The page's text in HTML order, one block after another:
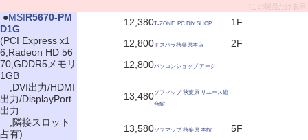
[この製品だけ表示]
●MSIR5670-PM
D1G
(PCI Express x1
6,Radeon HD 56
70,GDDR5メモリ
1GB
,DVI出力/HDMI
出力/DisplayPort
出力
,隣接スロット
占有)
12,380T-ZONE. PC DIY SHOP
1F
12,800 ドスパラ秋葉原本店
2F
12,800パソコンショップ アーク
13,480ソフマップ 秋葉原 リユース総
合館
13,580ソフマップ 秋葉原 本館 5F